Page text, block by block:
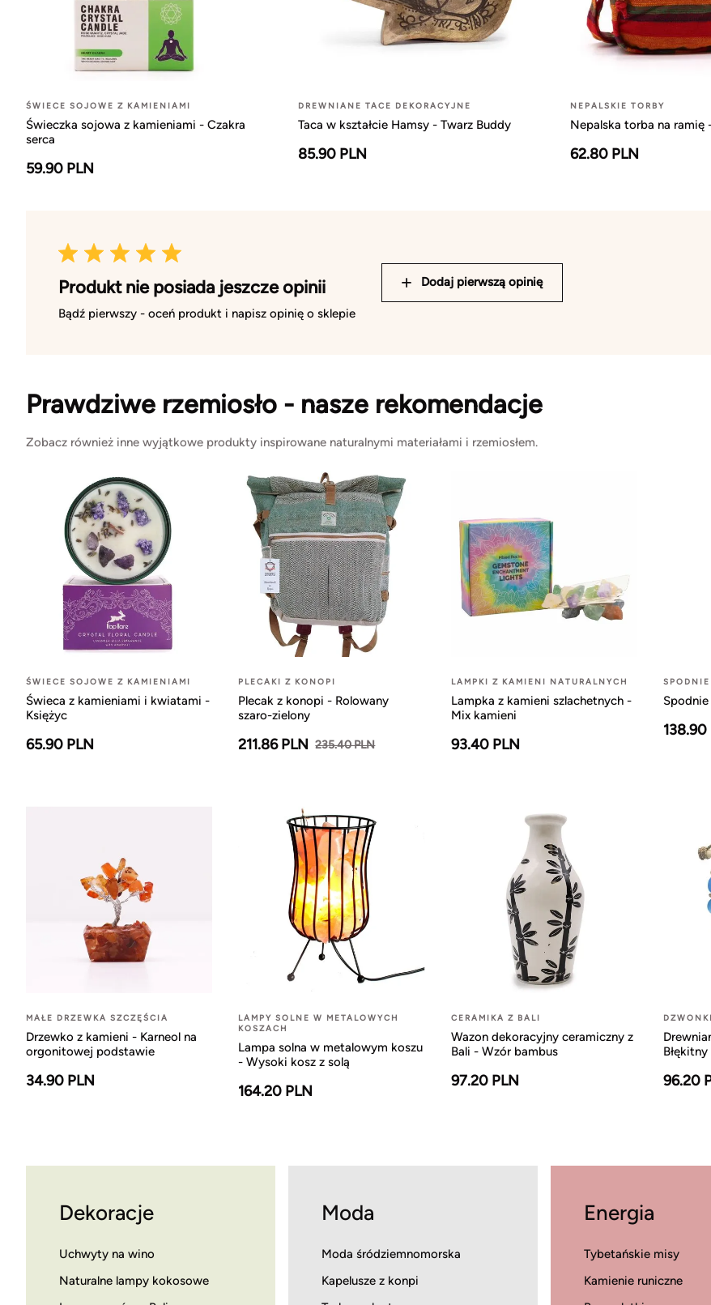
ŚWIECE SOJOWE Z KAMIENIAMI
Świeczka sojowa z kamieniami - Czakra
serca
59.90 PLN
DREWNIANE TACE DEKORACYJNE
Taca w kształcie Hamsy - Twarz Buddy
85.90 PLN
NEPALSKIE TORBY
Nepalska torba na ramię
62.80 PLN
Produkt nie posiada jeszcze opinii
Bądź pierwszy - oceń produkt i napisz opinię o sklepie
Dodaj pierwszą opinię
Prawdziwe rzemiosło - nasze rekomendacje
Zobacz również inne wyjątkowe produkty inspirowane naturalnymi materiałami i rzemiosłem.
ŚWIECE SOJOWE Z KAMIENIAMI
Świeca z kamieniami i kwiatami -
Księżyc
65.90 PLN
PLECAKI Z KONOPI
Plecak z konopi - Rolowany
szaro-zielony
211.86 PLN 235.40 PLN
LAMPKI Z KAMIENI NATURALNYCH
Lampka z kamieni szlachetnych -
Mix kamieni
93.40 PLN
138.90
MAŁE DRZEWKA SZCZĘŚCIA
Drzewko z kamieni - Karneol na
orgonitowej podstawie
34.90 PLN
LAMPY SOLNE W METALOWYCH
KOSZACH
Lampa solna w metalowym koszu
- Wysoki kosz z solą
164.20 PLN
CERAMIKA Z BALI
Wazon dekoracyjny ceramiczny z
Bali - Wzór bambus
97.20 PLN
Błękitny
96.20
Dekoracje
Uchwyty na wino
Naturalne lampy kokosowe
Moda
Moda śródziemnomorska
Kapelusze z konpi
Energia
Tybetańskie misy
Kamienie runiczne